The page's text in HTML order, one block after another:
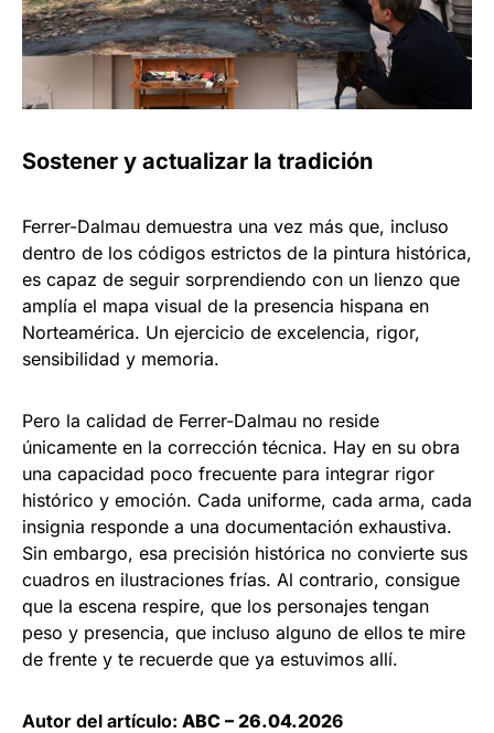
Sostener y actualizar la tradición
Ferrer-Dalmau demuestra una vez más que, incluso
dentro de los códigos estrictos de la pintura histórica,
es capaz de seguir sorprendiendo con un lienzo que
amplía el mapa visual de la presencia hispana en
Norteamérica. Un ejercicio de excelencia, rigor,
sensibilidad y memoria.
Pero la calidad de Ferrer-Dalmau no reside
únicamente en la corrección técnica. Hay en su obra
una capacidad poco frecuente para integrar rigor
histórico y emoción. Cada uniforme, cada arma, cada
insignia responde a una documentación exhaustiva.
Sin embargo, esa precisión histórica no convierte sus
cuadros en ilustraciones frías. Al contrario, consigue
que la escena respire, que los personajes tengan
peso y presencia, que incluso alguno de ellos te mire
de frente y te recuerde que ya estuvimos allí.
Autor del artículo: ABC – 26.04.2026